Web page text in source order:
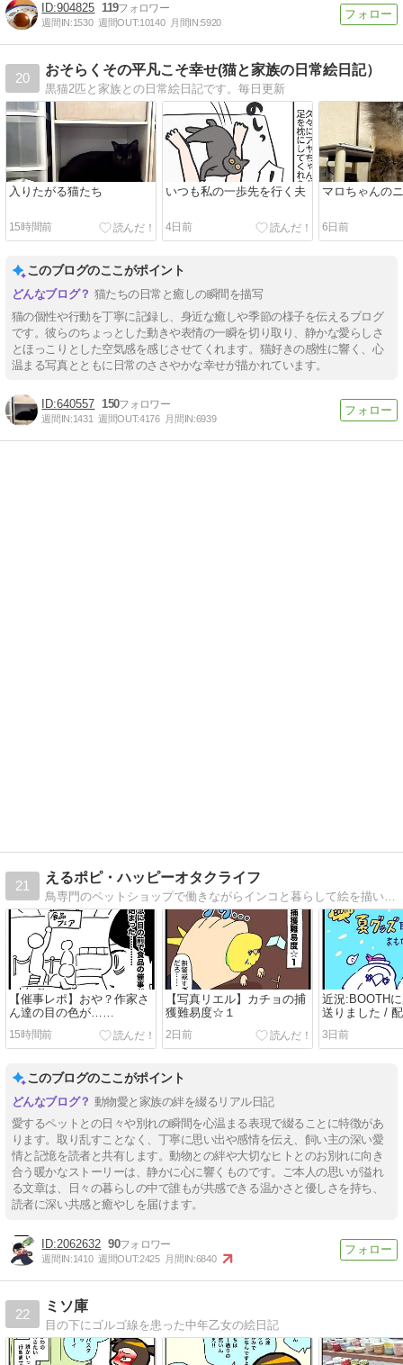
904825 119
週間IN:1530 週間OUT:10140 月間IN:5920
20
おそらくその平凡こそ幸せ(猫と家族の日常絵日記）
黒猫2匹と家族との日常絵日記です。毎日更新
入りたがる猫たち
15時間前
いつも私の一歩先を行く夫
4日前
マロちゃんの
6日前
このブログのここがポイント
猫たちの日常と癒しの瞬間を描写
猫の個性や行動を丁寧に記録し、身近な癒しや季節の様子を伝えるブログ
です。彼らのちょっとした動きや表情の一瞬を切り取り、静かな愛らしさ
とほっこりとした空気感を感じさせてくれます。猫好きの感性に響く、心
温まる写真とともに日常のささやかな幸せが描かれています。
640557 150
週間IN:1431 週間OUT:4176 月間IN:6939
21
えるポピ・ハッピーオタクライフ
鳥専門のペットショップで働きながらインコと暮らして絵を描いてゲームするオタクの絵日記
【催事レポ】おや？作家さ
ん達の目の色が……
15時間前
【写真リエル】カチョの捕
獲難易度☆１
2日前
近況:BOOTH
送りました /
3日前
このブログのここがポイント
動物愛と家族の絆を綴るリアル日記
愛するペットとの日々や別れの瞬間を心温まる表現で綴ることに特徴があ
ります。取り乱すことなく、丁寧に思い出や感情を伝え、飼い主の深い愛
情と記憶を読者と共有します。動物との絆や大切なヒトとのお別れに向き
合う暖かなストーリーは、静かに心に響くものです。ご本人の思いが溢れ
る文章は、日々の暮らしの中で誰もが共感できる温かさと優しさを持ち、
読者に深い共感と癒やしを届けます。
2062632 90
週間IN:1410 週間OUT:2425 月間IN:6840
22
ミソ庫
目の下にゴルゴ線を患った中年乙女の絵日記